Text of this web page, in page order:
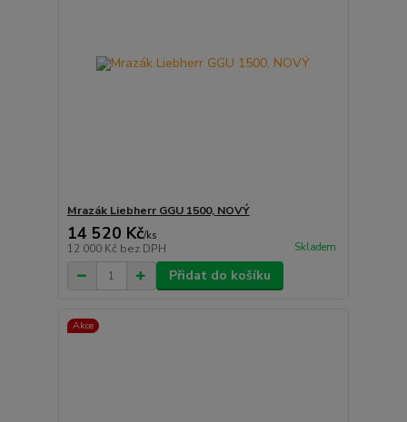
Mrazák Liebherr GGU 1500, NOVÝ
14 520 Kč/ks
12 000 Kč bez DPH Skladem
Přidat do košíku
Akce